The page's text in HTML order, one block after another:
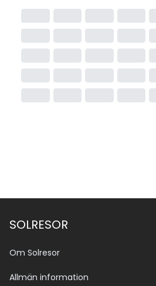
SOLRESOR
Om Solresor
Allmän information